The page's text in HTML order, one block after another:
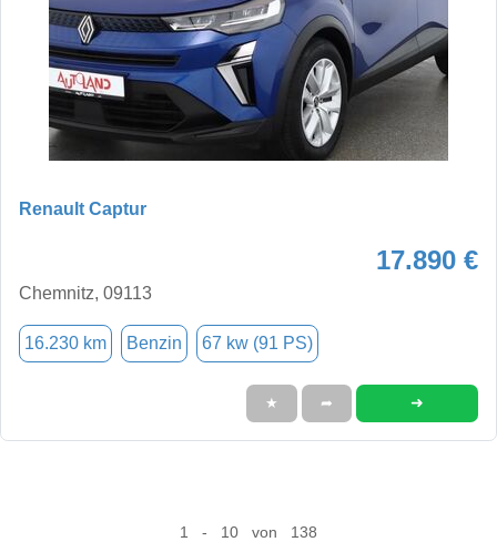
Renault Captur
17.890 €
Chemnitz, 09113
16.230 km Benzin 67 kw (91 PS)
★ ➦ ➜
1 - 10 von 138